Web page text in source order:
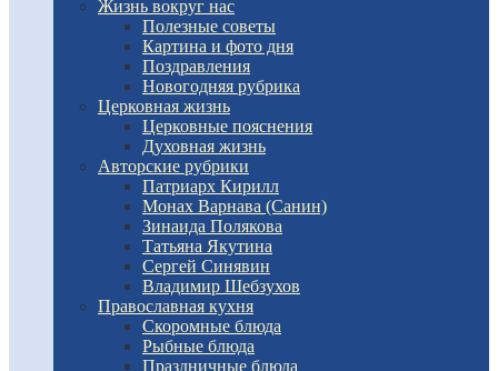
Жизнь вокруг нас
Полезные советы
Картина и фото дня
Поздравления
Новогодняя рубрика
Церковная жизнь
Церковные пояснения
Духовная жизнь
Авторские рубрики
Патриарх Кирилл
Монах Варнава (Санин)
Зинаида Полякова
Татьяна Якутина
Сергей Синявин
Владимир Шебзухов
Православная кухня
Скоромные блюда
Рыбные блюда
Праздничные блюда